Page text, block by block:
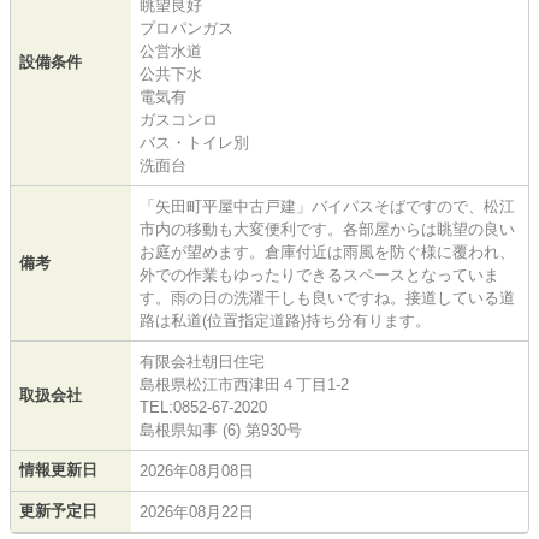
設備条件
眺望良好
プロパンガス
公営水道
公共下水
電気有
ガスコンロ
バス・トイレ別
洗面台
備考
「矢田町平屋中古戸建」バイパスそばですので、松江
市内の移動も大変便利です。各部屋からは眺望の良い
お庭が望めます。倉庫付近は雨風を防ぐ様に覆われ、
外での作業もゆったりできるスペースとなっていま
す。雨の日の洗濯干しも良いですね。接道している道
路は私道(位置指定道路)持ち分有ります。
取扱会社
有限会社朝日住宅
島根県松江市西津田４丁目1-2
TEL:0852-67-2020
島根県知事 (6) 第930号
情報更新日 2026年08月08日
更新予定日 2026年08月22日